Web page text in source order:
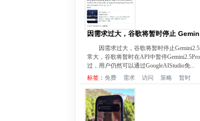
因需求过大，谷歌将暂时停止
因需求过大，谷歌将暂时停止
常大，谷歌将暂时在API中暂停
过，用户仍然可以通过GoogleAIStudio免...
标签： 免费 需求 访问 策略 暂时